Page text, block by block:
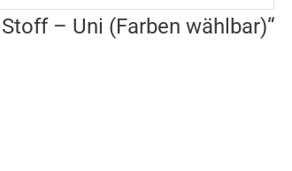
– Uni (Farben wählbar)“